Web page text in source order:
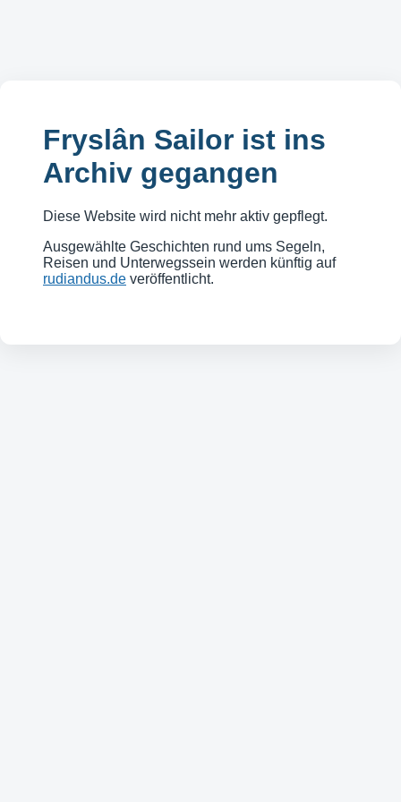
Fryslân Sailor ist ins
Archiv gegangen
Diese Website wird nicht mehr aktiv gepflegt.
Ausgewählte Geschichten rund ums Segeln,
Reisen und Unterwegssein werden künftig auf
rudiandus.de veröffentlicht.